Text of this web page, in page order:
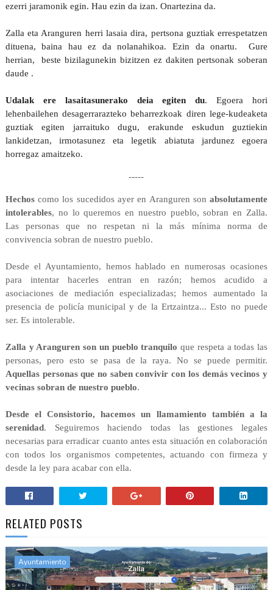
ezerri jaramonik egin. Hau ezin da izan. Onartezina da.
Zalla eta Aranguren herri lasaia dira, pertsona guztiak errespetatzen
dituena, baina hau ez da nolanahikoa. Ezin da onartu. Gure
herrian, beste bizilagunekin bizitzen ez dakiten pertsonak soberan
daude .
Udalak ere lasaitasunerako deia egiten du. Egoera hori
lehenbailehen desagerrarazteko beharrezkoak diren lege-kudeaketa
guztiak egiten jarraituko dugu, erakunde eskudun guztiekin
lankidetzan, irmotasunez eta legetik abiatuta jardunez egoera
horregaz amaitzeko.
-----
Hechoscomo los sucedidos ayer en Aranguren sonabsolutamente
intolerables, no lo queremos en nuestro pueblo, sobran en Zalla.
Las personas que no respetan ni la más mínima norma de
convivencia sobran de nuestro pueblo.
Desde el Ayuntamiento, hemos hablado en numerosas ocasiones
para intentar hacerles entran en razón; hemos acudido a
asociaciones de mediación especializadas; hemos aumentado la
presencia de policía municipal y de la Ertzaintza... Esto no puede
ser. Es intolerable.
Zalla y Aranguren son un pueblo tranquiloque respeta a todas las
personas, pero esto se pasa de la raya. No se puede permitir.
Aquellas personas que no saben convivir con los demás vecinos y
vecinas sobran de nuestro pueblo.
Desde el Consistorio, hacemos un llamamiento también a la
serenidad. Seguiremos haciendo todas las gestiones legales
necesarias para erradicar cuanto antes esta situación en colaboración
con todos los organismos competentes, actuando con firmeza y
desde la ley para acabar con ella.
RELATED POSTS
Ayuntamiento